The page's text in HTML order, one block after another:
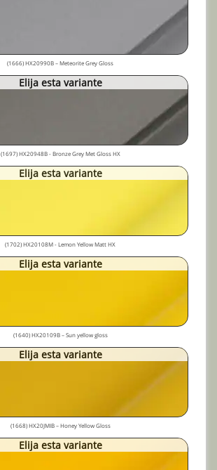
(1666) HX20990B – Meteorite Grey Gloss
Elija esta variante
(1697) HX20948B - Bronze Grey Met Gloss HX
Elija esta variante
(1702) HX20108M - Lemon Yellow Matt HX
Elija esta variante
(1640) HX20109B – Sun yellow gloss
Elija esta variante
(1668) HX20JMIB – Honey Yellow Gloss
Elija esta variante